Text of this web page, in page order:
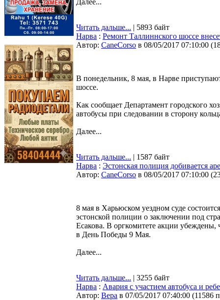
Далее...
Читать дальше... | 5893 байт
Нарва : Ремонт Таллиннского шоссе
Автор: CaneCorso в 08/05/2017 07:10:00 (
В понедельник, 8 мая, в Нарве
шоссе.
Как сообщает Департамент городского
автобусы при следовании в сторону
Далее...
Читать дальше... | 1587 байт
Нарва : Эстонская полиция добивается
Автор: CaneCorso в 08/05/2017 07:10:00 (
8 мая в Харьюском уездном суде
эстонской полиции о заключении под
Есакова. В оргкомитете акции убеждены,
в День Победы 9 Мая.
Далее...
Читать дальше... | 3255 байт
Нарва : Авария с участием автобуса и
Автор: Bepa в 07/05/2017 07:40:00 (11586